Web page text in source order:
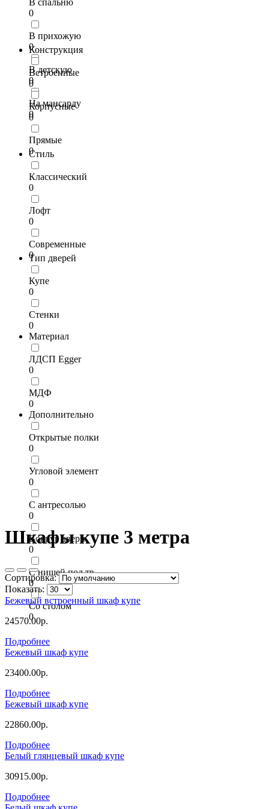
В спальню
0
В прихожую
0
В детскую
0
На мансарду
0
Конструкция
Встроенные
0
Корпусные
0
Прямые
0
Стиль
Классический
0
Лофт
0
Современные
0
Тип дверей
Купе
0
Стенки
0
Материал
ЛДСП Egger
0
МДФ
0
Дополнительно
Открытые полки
0
Угловой элемент
0
С антресолью
0
Вокруг двери
0
С нишей под тв
0
Со столом
0
Шкафы купе 3 метра
Сортировка:
Показать:
Бежевый встроенный шкаф купе
24570.00р.
Подробнее
Бежевый шкаф купе
23400.00р.
Подробнее
Бежевый шкаф купе
22860.00р.
Подробнее
Белый глянцевый шкаф купе
30915.00р.
Подробнее